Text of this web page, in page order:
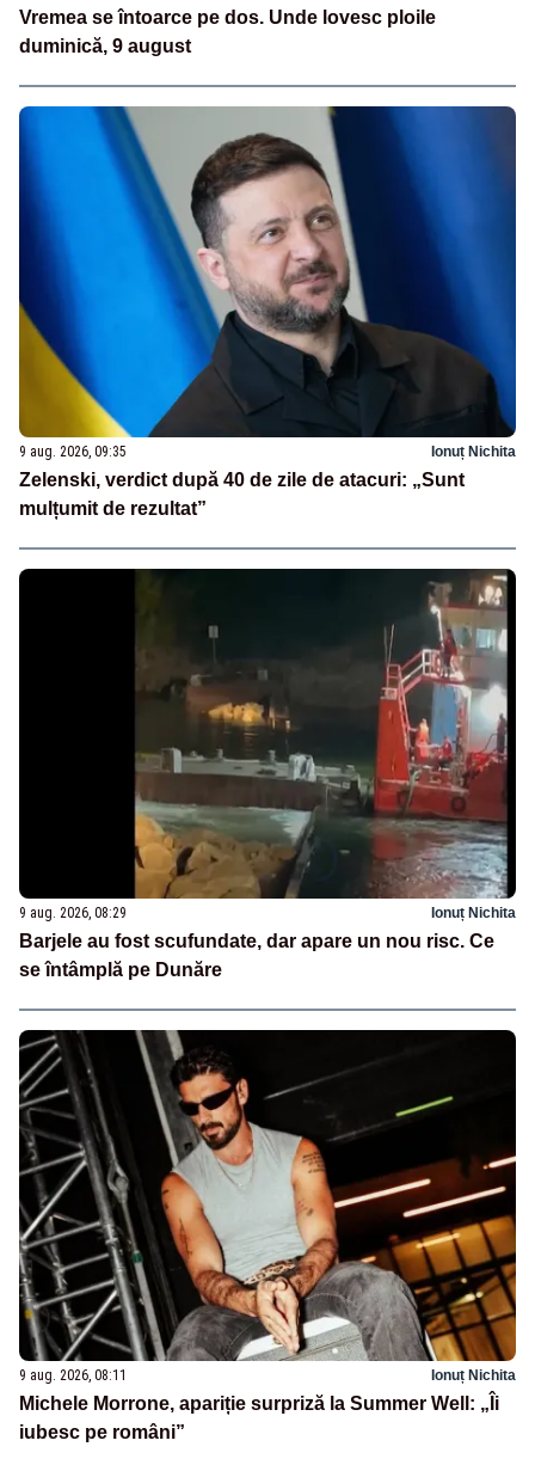
Vremea se întoarce pe dos. Unde lovesc ploile
duminică, 9 august
9 aug. 2026, 09:35 Ionuț Nichita
Zelenski, verdict după 40 de zile de atacuri: „Sunt
mulțumit de rezultat”
9 aug. 2026, 08:29 Ionuț Nichita
Barjele au fost scufundate, dar apare un nou risc. Ce
se întâmplă pe Dunăre
9 aug. 2026, 08:11 Ionuț Nichita
Michele Morrone, apariție surpriză la Summer Well: „Îi
iubesc pe români”